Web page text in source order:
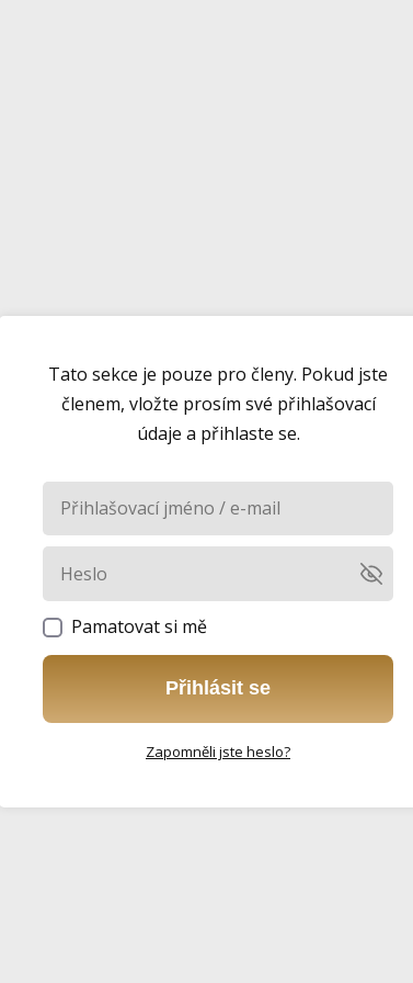
Tato sekce je pouze pro členy. Pokud jste
členem, vložte prosím své přihlašovací
údaje a přihlaste se.
Pamatovat si mě
Přihlásit se
Zapomněli jste heslo?